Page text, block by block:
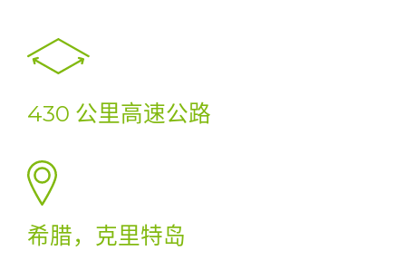
430 公里高速公路
希腊，克里特岛